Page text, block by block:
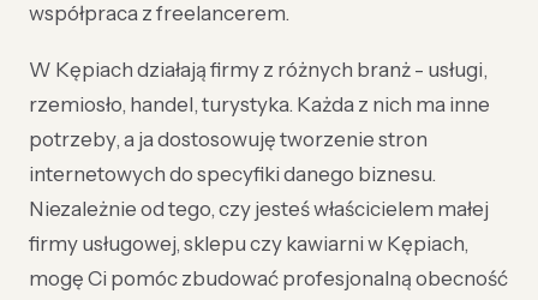
współpraca z freelancerem.
W Kępiach działają firmy z różnych branż - usługi,
rzemiosło, handel, turystyka. Każda z nich ma inne
potrzeby, a ja dostosowuję tworzenie stron
internetowych do specyfiki danego biznesu.
Niezależnie od tego, czy jesteś właścicielem małej
firmy usługowej, sklepu czy kawiarni w Kępiach,
mogę Ci pomóc zbudować profesjonalną obecność